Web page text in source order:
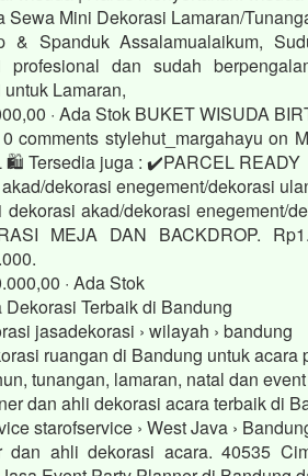
Sewa Mini Dekorasi Lamaran/
& Spanduk Assalamualaikum,
profesional dan sudah
Lamaran,
· ‎Ada Stok BUKET WISUDA
comments stylehut_margahayu
🛍️ Tersedia juga : ✔️PARCEL READY
dekorasi enegement/dekorasi
dekorasi akad/dekorasi enegement/
MEJA DAN BACKDROP.
· ‎Ada Stok
Dekorasi Terbaik di Bandung
jasadekorasi › wilayah › bandung
ruangan di Bandung untuk
tunangan, lamaran, natal dan
dan ahli dekorasi acara terbaik di
starofservice › West Java ›
dan ahli dekorasi acara. 40535